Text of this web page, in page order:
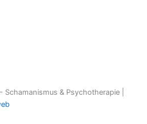
& Psychotherapie |